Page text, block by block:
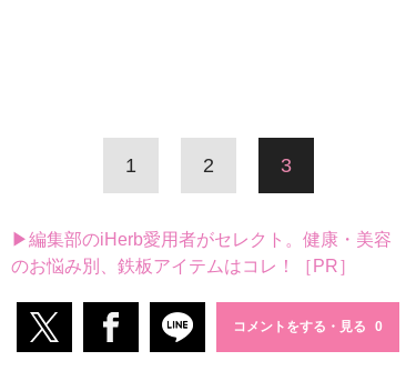
1 2 3
▶編集部のiHerb愛用者がセレクト。健康・美容
のお悩み別、鉄板アイテムはコレ！［PR］
コメントをする・見る